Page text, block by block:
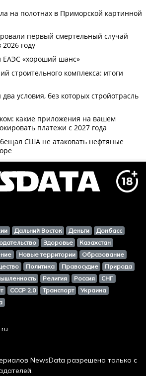
Дальний Восток Деньги
Донбасс
Здоровье
Казахстан
Новые территории
Образование
Политика Правосудие
Природа
Религия Россия
СНГ
СССР 2.0 Транспорт
Украина
NewsData разрешено только с